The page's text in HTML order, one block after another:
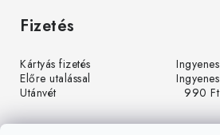
Fizetés
Kártyás fizetés
Ingyenes
Előre utalással
Ingyenes
Utánvét
990 Ft